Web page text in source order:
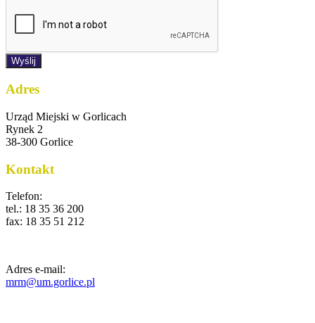
Wyślij
Adres
Urząd Miejski w Gorlicach
Rynek 2
38-300 Gorlice
Kontakt
Telefon:
tel.: 18 35 36 200
fax: 18 35 51 212
Adres e-mail:
mrm@um.gorlice.pl